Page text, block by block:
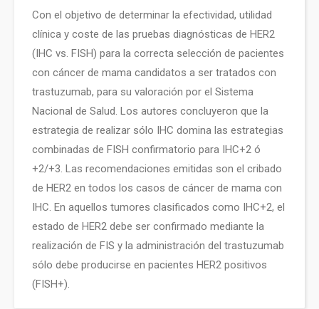
Con el objetivo de determinar la efectividad, utilidad
clínica y coste de las pruebas diagnósticas de HER2
(IHC vs. FISH) para la correcta selección de pacientes
con cáncer de mama candidatos a ser tratados con
trastuzumab, para su valoración por el Sistema
Nacional de Salud. Los autores concluyeron que la
estrategia de realizar sólo IHC domina las estrategias
combinadas de FISH confirmatorio para IHC+2 ó
+2/+3. Las recomendaciones emitidas son el cribado
de HER2 en todos los casos de cáncer de mama con
IHC. En aquellos tumores clasificados como IHC+2, el
estado de HER2 debe ser confirmado mediante la
realización de FIS y la administración del trastuzumab
sólo debe producirse en pacientes HER2 positivos
(FISH+).